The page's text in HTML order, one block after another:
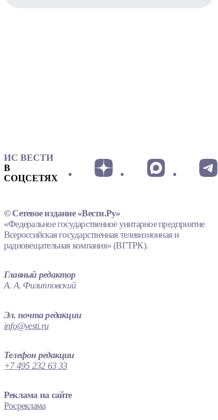
ИС ВЕСТИ
В
СОЦСЕТЯХ
© Сетевое издание «Вести.Ру»
«Федеральное государственное унитарное предприятие
Всероссийская государственная телевизионная и
радиовещательная компания» (ВГТРК).
Главный редактор
А. А. Филипповский
Эл. почта редакции
info@vesti.ru
Телефон редакции
+7 495 232 63 33
Реклама на сайте
Росреклама